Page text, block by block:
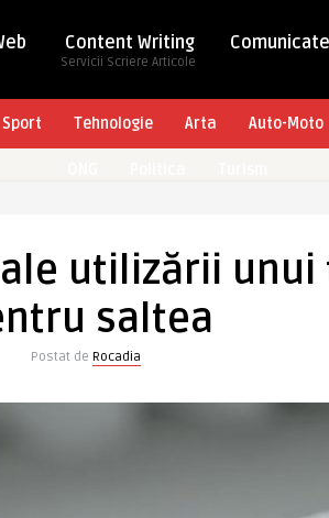
Content Writing
Servicii Scriere Articole
Sport Tehnologie Arta Auto-Moto
utilizării unui
saltea
Postat de Rocadia